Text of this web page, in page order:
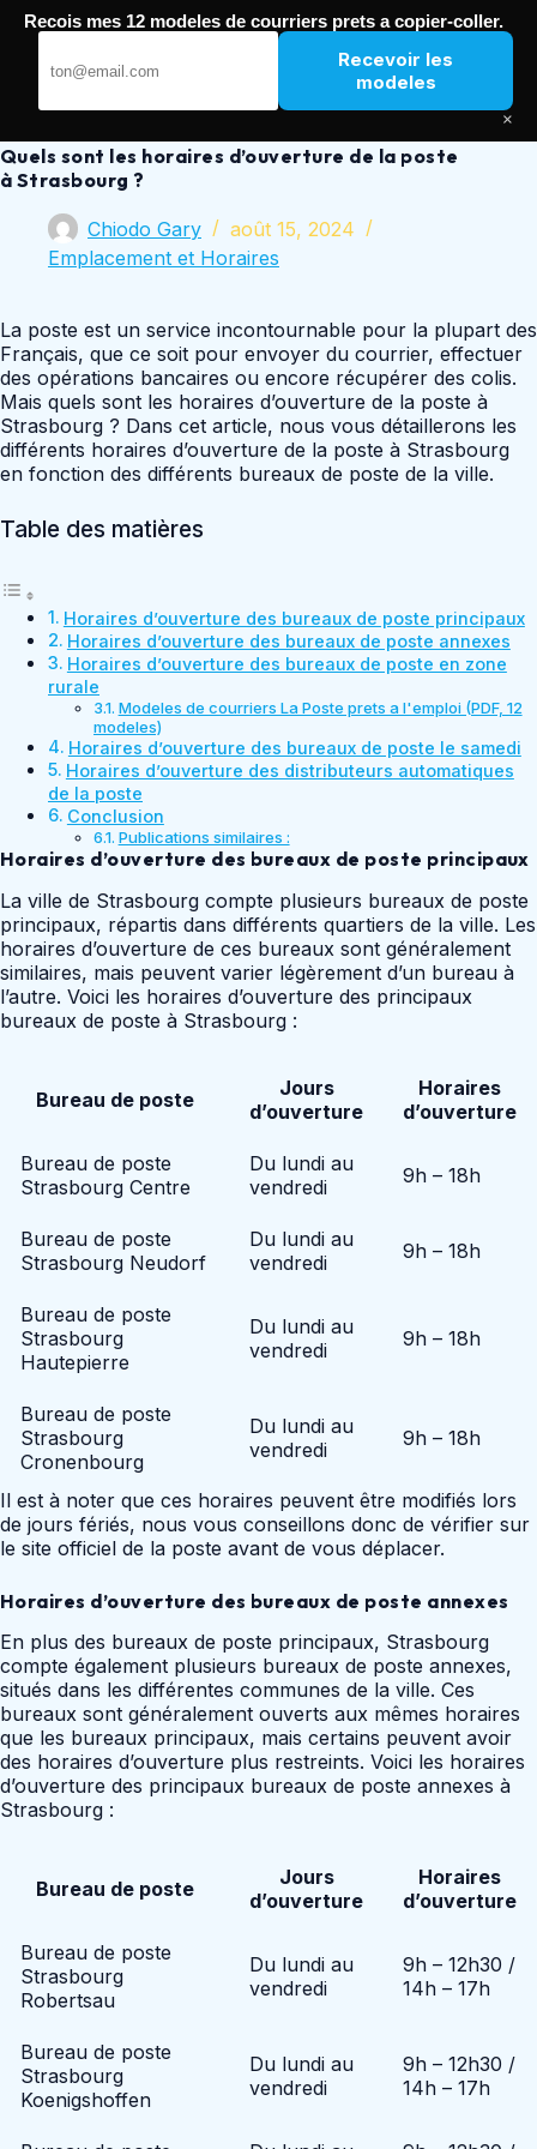
Passer
Quels sont les horaires d’ouverture de la poste
à Strasbourg ?
Chiodo Gary
août 15, 2024
Emplacement et Horaires
La poste est un service incontournable pour la plupart des
Français, que ce soit pour envoyer du courrier, effectuer
des opérations bancaires ou encore récupérer des colis.
Mais quels sont les horaires d’ouverture de la poste à
Strasbourg ? Dans cet article, nous vous détaillerons les
différents horaires d’ouverture de la poste à Strasbourg
en fonction des différents bureaux de poste de la ville.
Table des matières
Horaires d’ouverture des bureaux de poste principaux
Horaires d’ouverture des bureaux de poste annexes
Horaires d’ouverture des bureaux de poste en zone
rurale
Modeles de courriers La Poste prets a l'emploi (PDF, 12
modeles)
Horaires d’ouverture des bureaux de poste le samedi
Horaires d’ouverture des distributeurs automatiques
de la poste
Conclusion
Publications similaires :
Horaires d’ouverture des bureaux de poste principaux
La ville de Strasbourg compte plusieurs bureaux de poste
principaux, répartis dans différents quartiers de la ville. Les
horaires d’ouverture de ces bureaux sont généralement
similaires, mais peuvent varier légèrement d’un bureau à
l’autre. Voici les horaires d’ouverture des principaux
bureaux de poste à Strasbourg :
Bureau de poste
Jours
d’ouverture
Horaires
d’ouverture
Bureau de poste
Strasbourg Centre
Du lundi au
vendredi
9h – 18h
Bureau de poste
Strasbourg Neudorf
Du lundi au
vendredi
9h – 18h
Bureau de poste
Strasbourg
Hautepierre
Du lundi au
vendredi
9h – 18h
Bureau de poste
Strasbourg
Cronenbourg
Du lundi au
vendredi
9h – 18h
Il est à noter que ces horaires peuvent être modifiés lors
de jours fériés, nous vous conseillons donc de vérifier sur
le site officiel de la poste avant de vous déplacer.
Horaires d’ouverture des bureaux de poste annexes
En plus des bureaux de poste principaux, Strasbourg
compte également plusieurs bureaux de poste annexes,
situés dans les différentes communes de la ville. Ces
bureaux sont généralement ouverts aux mêmes horaires
que les bureaux principaux, mais certains peuvent avoir
des horaires d’ouverture plus restreints. Voici les horaires
d’ouverture des principaux bureaux de poste annexes à
Strasbourg :
Bureau de poste
Jours
d’ouverture
Horaires
d’ouverture
Bureau de poste
Strasbourg
Robertsau
Du lundi au
vendredi
9h – 12h30 /
14h – 17h
Bureau de poste
Strasbourg
Koenigshoffen
Du lundi au
vendredi
9h – 12h30 /
14h – 17h
Recois mes 12 modeles de courriers prets a copier-coller.
Recevoir les
modeles
×